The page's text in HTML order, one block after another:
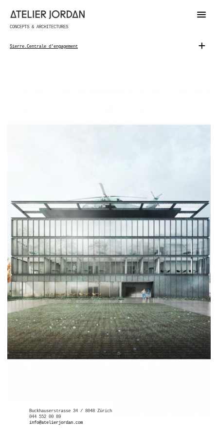
CONCEPTS & ARCHITECTURES
Sierre.Centrale d'engagement +
Buckhauserstrasse 34 / 8048 Zürich
044 552 00 89
info@atelierjordan.com